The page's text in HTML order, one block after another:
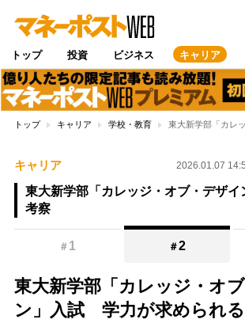
トップ 投資 ビジネス キャリア
トップ キャリア 学校・教育 東大新学部「カレ
キャリア 2026.01.07
東大新学部「カレッジ・オブ・デザイ
考察
＃ 1 ＃2
東大新学部「カレッジ・オ
ン」入試 学力が求められ